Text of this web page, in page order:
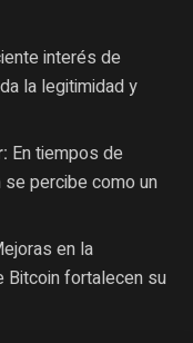
interés de
la legitimidad y
En tiempos de
percibe como un
en la
Bitcoin fortalecen su